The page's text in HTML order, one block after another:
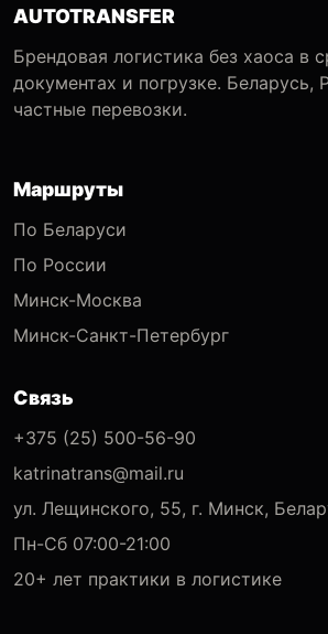
AUTOTRANSFER
Брендовая логистика без хаоса в
документах и погрузке. Беларусь,
частные перевозки.
Маршруты
По Беларуси
По России
Минск-Москва
Минск-Санкт-Петербург
Связь
+375 (25) 500-56-90
katrinatrans@mail.ru
ул. Лещинского, 55, г. Минск,
Пн-Сб 07:00-21:00
20+ лет практики в логистике